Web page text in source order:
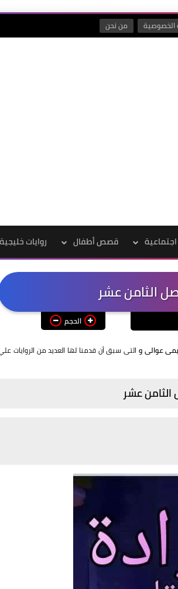
من نحن
اجتماعية قصص أطفال روايات خليجية
الثامن عشر
الحجم
عوالى و التى سبق أن قدمنا لها العديد من الروايات
عشر